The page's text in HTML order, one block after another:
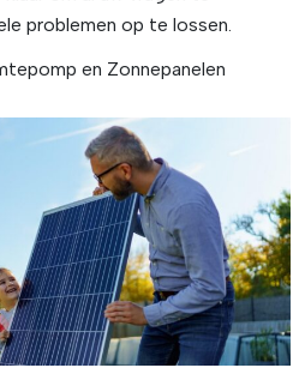
problemen op te lossen.
en Zonnepanelen